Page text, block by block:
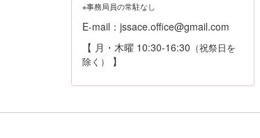
※事務局員の常駐なし
E-mail：jssace.office@gmail.com
【 月・木曜 10:30-16:30 （祝祭日を
除く）
】